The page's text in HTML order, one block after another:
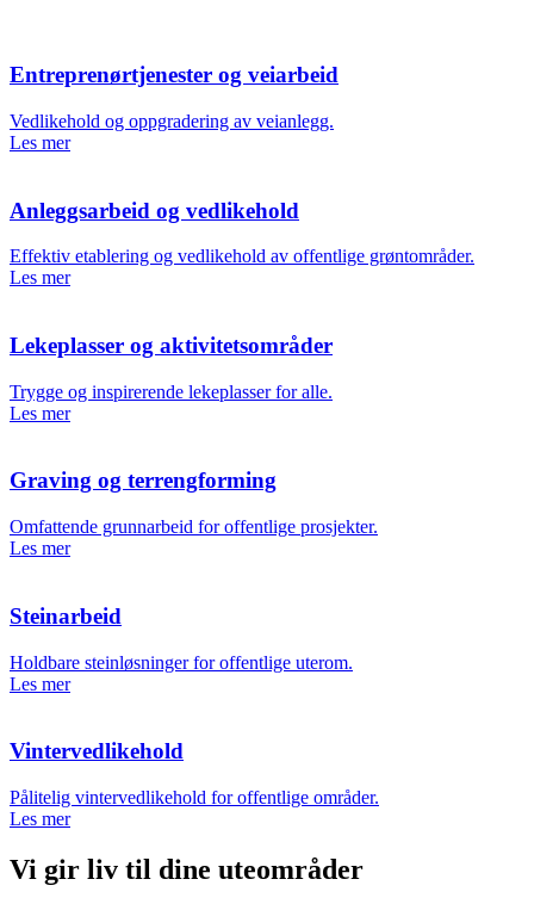
Entreprenørtjenester og veiarbeid
Vedlikehold og oppgradering av veianlegg.
Les mer
Anleggsarbeid og vedlikehold
Effektiv etablering og vedlikehold av offentlige grøntområder.
Les mer
Lekeplasser og aktivitetsområder
Trygge og inspirerende lekeplasser for alle.
Les mer
Graving og terrengforming
Omfattende grunnarbeid for offentlige prosjekter.
Les mer
Steinarbeid
Holdbare steinløsninger for offentlige uterom.
Les mer
Vintervedlikehold
Pålitelig vintervedlikehold for offentlige områder.
Les mer
Vi gir liv til dine uteområder